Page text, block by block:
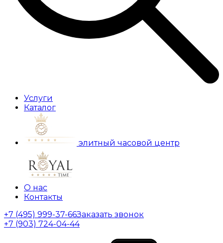
Услуги
Каталог
элитный часовой центр
О нас
Контакты
+7 (495) 999-37-66Заказать звонок
+7 (903) 724-04-44